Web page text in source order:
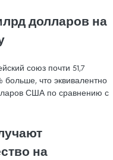
долларов на
союз почти 51,7
что эквивалентно
США по сравнению с
на